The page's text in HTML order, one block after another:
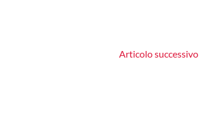
Articolo successivo